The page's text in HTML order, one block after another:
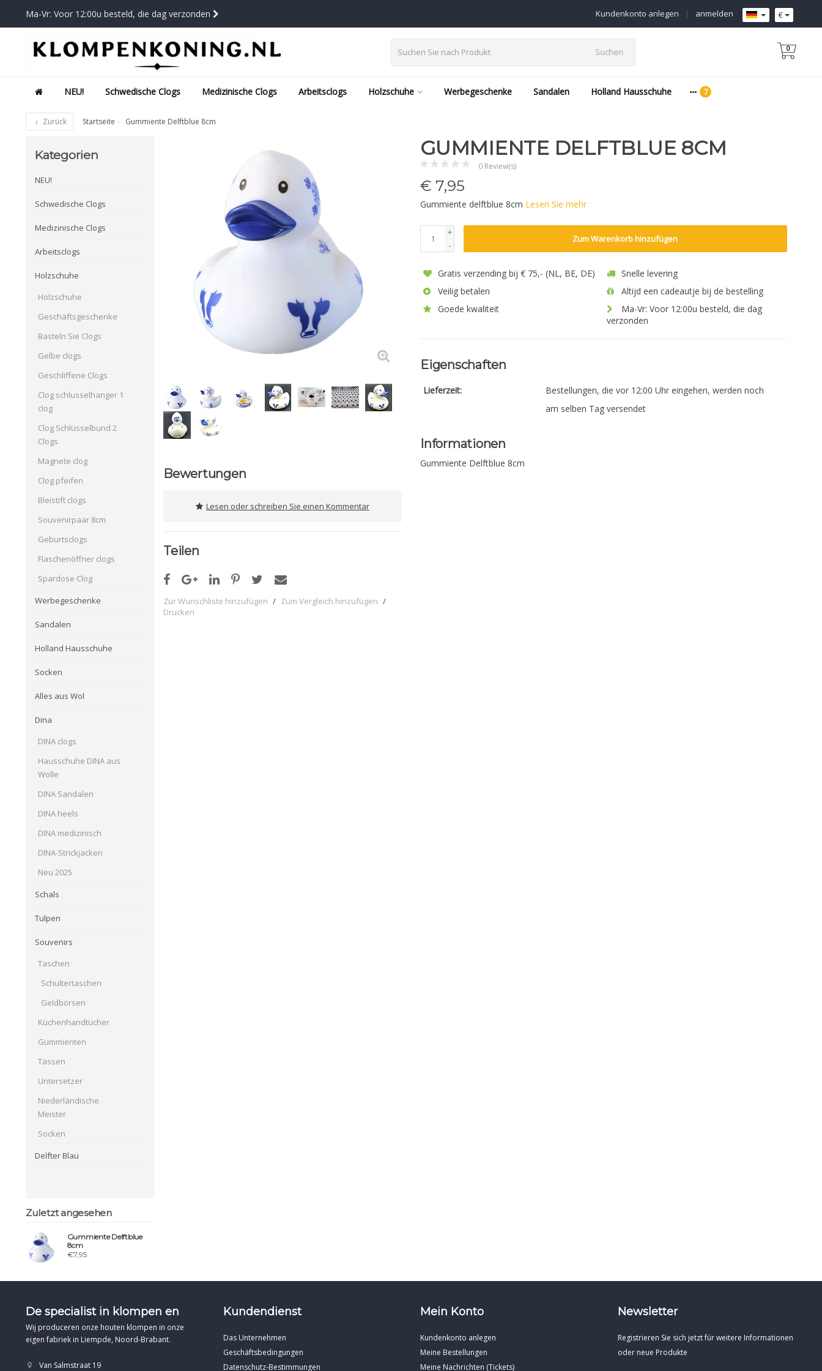
Ma-Vr: Voor 12:00u besteld, die dag verzonden €
anmelden
|
Kundenkonto anlegen
Suchen 0
NEU! Schwedische Clogs Medizinische Clogs Arbeitsclogs Holzschuhe Werbegeschenke Sandalen Holland Hausschuhe
Zurück Startseite Gummiente Delftblue 8cm
Kategorien
NEU!
Schwedische Clogs
Medizinische Clogs
Arbeitsclogs
Holzschuhe
Holzschuhe
Geschäftsgeschenke
Basteln Sie Clogs
Gelbe clogs
Geschliffene Clogs
Clog schlusselhanger 1
clog
Clog Schlüsselbund 2
Clogs
Magnete clog
Clog pfeifen
Bleistift clogs
Souvenirpaar 8cm
Geburtsclogs
Flaschenöffner clogs
Spardose Clog
Werbegeschenke
Sandalen
Holland Hausschuhe
Socken
Alles aus Wol
Dina
DINA clogs
Hausschuhe DINA aus
Wolle
DINA Sandalen
DINA heels
DINA medizinisch
DINA-Strickjacken
Neu 2025
Schals
Tulpen
Souvenirs
Taschen
Schultertaschen
Geldbörsen
Küchenhandtücher
Gummienten
Tassen
Untersetzer
Niederländische
Meister
Socken
Delfter Blau
Zuletzt angesehen
Gummiente Delftblue
8cm
€7,95
Bewertungen
Lesen oder schreiben Sie einen Kommentar
Teilen
Zur Wunschliste hinzufügen / Zum Vergleich hinzufügen /
Drucken
GUMMIENTE DELFTBLUE 8CM
0 Review(s)
€ 7,95
Gummiente delftblue 8cm Lesen Sie mehr
+
-
Zum Warenkorb hinzufügen
Gratis verzending bij € 75,- (NL, BE, DE)
Snelle levering
Veilig betalen
Altijd een cadeautje bij de bestelling
Goede kwaliteit
Ma-Vr: Voor 12:00u besteld, die dag
verzonden
Eigenschaften
Lieferzeit:
Bestellungen, die vor 12:00 Uhr eingehen, werden noch
am selben Tag versendet
Informationen
Gummiente Delftblue 8cm
De specialist in klompen en
Wij produceren onze houten klompen in onze
eigen fabriek in Liempde, Noord-Brabant.
Van Salmstraat 19
Kundendienst
Das Unternehmen
Geschäftsbedingungen
Datenschutz-Bestimmungen
Mein Konto
Kundenkonto anlegen
Meine Bestellungen
Meine Nachrichten (Tickets)
Newsletter
Registrieren Sie sich jetzt für weitere Informationen
oder neue Produkte